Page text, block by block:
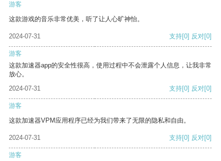
游客
这款游戏的音乐非常优美，听了让人心旷神怡。
2024-07-31 支持[0] 反对[0]
游客
这款加速器app的安全性很高，使用过程中不会泄露个人信息，让我非常
放心。
2024-07-31
支持[0] 反对[0]
游客
这款加速器VPM应用程序已经为我们带来了无限的隐私和自由。
2024-07-31 支持[0] 反对[0]
游客